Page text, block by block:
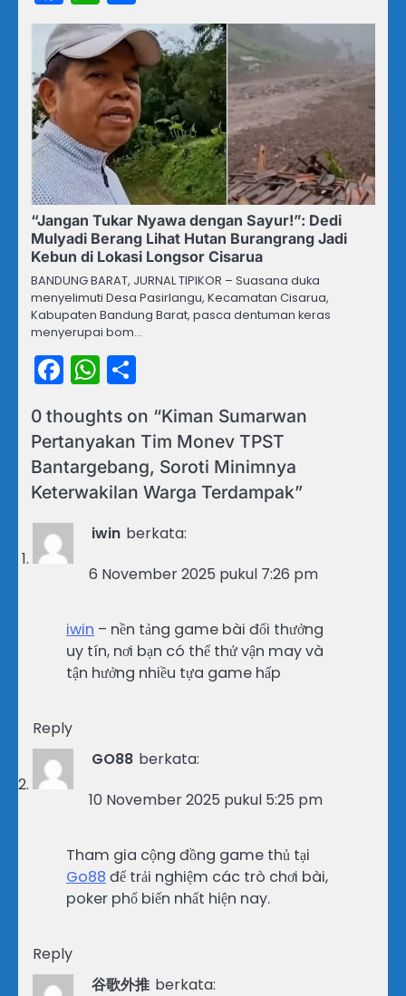
“Jangan Tukar Nyawa dengan Sayur!”: Dedi
Mulyadi Berang Lihat Hutan Burangrang Jadi
Kebun di Lokasi Longsor Cisarua
BANDUNG BARAT, JURNAL TIPIKOR – Suasana duka
menyelimuti Desa Pasirlangu, Kecamatan Cisarua,
Kabupaten Bandung Barat, pasca dentuman keras
menyerupai bom…
Facebook
WhatsApp
0 thoughts on “Kiman Sumarwan
Pertanyakan Tim Monev TPST
Bantargebang, Soroti Minimnya
Keterwakilan Warga Terdampak”
iwin berkata:
6 November 2025 pukul 7:26 pm
iwin – nền tảng game bài đổi thưởng
uy tín, nơi bạn có thể thử vận may và
tận hưởng nhiều tựa game hấp
Reply
GO88 berkata:
10 November 2025 pukul 5:25 pm
Tham gia cộng đồng game thủ tại
Go88 để trải nghiệm các trò chơi bài,
poker phổ biến nhất hiện nay.
Reply
谷歌外推 berkata: